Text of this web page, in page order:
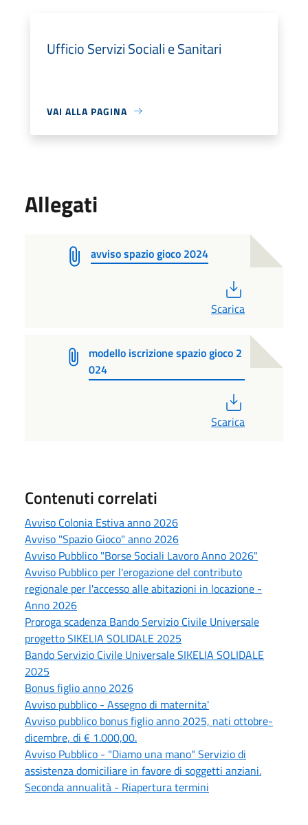
Ufficio Servizi Sociali e Sanitari
VAI ALLA PAGINA
Allegati
avviso spazio gioco 2024
Scarica
modello iscrizione spazio gioco 2
024
Scarica
Contenuti correlati
Avviso Colonia Estiva anno 2026
Avviso "Spazio Gioco" anno 2026
Avviso Pubblico "Borse Sociali Lavoro Anno 2026"
Avviso Pubblico per l'erogazione del contributo
regionale per l'accesso alle abitazioni in locazione -
Anno 2026
Proroga scadenza Bando Servizio Civile Universale
progetto SIKELIA SOLIDALE 2025
Bando Servizio Civile Universale SIKELIA SOLIDALE
2025
Bonus figlio anno 2026
Avviso pubblico - Assegno di maternita'
Avviso pubblico bonus figlio anno 2025, nati ottobre-
dicembre, di € 1.000,00.
Avviso Pubblico - "Diamo una mano" Servizio di
assistenza domiciliare in favore di soggetti anziani.
Seconda annualità - Riapertura termini